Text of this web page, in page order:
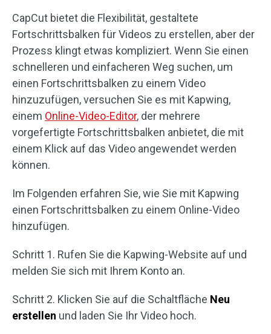
CapCut bietet die Flexibilität, gestaltete
Fortschrittsbalken für Videos zu erstellen, aber der
Prozess klingt etwas kompliziert. Wenn Sie einen
schnelleren und einfacheren Weg suchen, um
einen Fortschrittsbalken zu einem Video
hinzuzufügen, versuchen Sie es mit Kapwing,
einem Online-Video-Editor, der mehrere
vorgefertigte Fortschrittsbalken anbietet, die mit
einem Klick auf das Video angewendet werden
können.
Im Folgenden erfahren Sie, wie Sie mit Kapwing
einen Fortschrittsbalken zu einem Online-Video
hinzufügen.
Schritt 1. Rufen Sie die Kapwing-Website auf und
melden Sie sich mit Ihrem Konto an.
Schritt 2. Klicken Sie auf die Schaltfläche Neu
erstellen und laden Sie Ihr Video hoch.